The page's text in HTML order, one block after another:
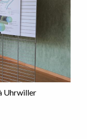
Uhrwiller